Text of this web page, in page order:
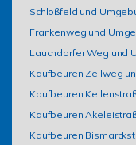
Schloßfeld und
Frankenweg und
Lauchdorfer Weg und
Kaufbeuren Zeilweg
Kaufbeuren
Kaufbeuren
Kaufbeuren